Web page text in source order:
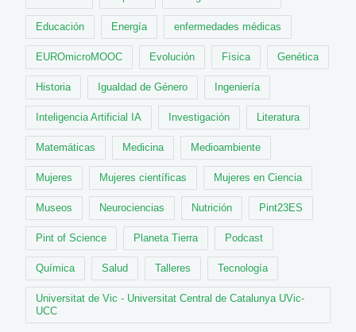
Educación Energía enfermedades médicas
EUROmicroMOOC Evolución Física Genética
Historia Igualdad de Género Ingeniería
Inteligencia Artificial IA Investigación Literatura
Matemáticas Medicina Medioambiente
Mujeres Mujeres científicas Mujeres en Ciencia
Museos Neurociencias Nutrición Pint23ES
Pint of Science Planeta Tierra Podcast
Química Salud Talleres Tecnología
Universitat de Vic - Universitat Central de Catalunya UVic-
UCC